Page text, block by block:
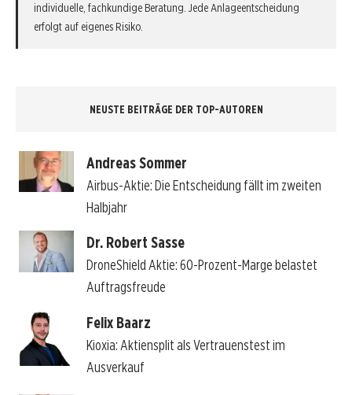
individuelle, fachkundige Beratung. Jede Anlageentscheidung
erfolgt auf eigenes Risiko.
NEUSTE BEITRÄGE DER TOP-AUTOREN
Andreas Sommer
Airbus-Aktie: Die Entscheidung fällt im zweiten
Halbjahr
Dr. Robert Sasse
DroneShield Aktie: 60-Prozent-Marge belastet
Auftragsfreude
Felix Baarz
Kioxia: Aktiensplit als Vertrauenstest im
Ausverkauf